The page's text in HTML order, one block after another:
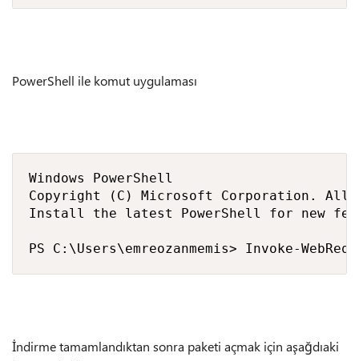
PowerShell ile komut uygulaması
Windows PowerShell
Copyright (C) Microsoft Corporation. All
Install the
PS C:\Users\emreozanmemis> Invoke-
İndirme tamamlandıktan sonra paketi açmak için aşağdıaki